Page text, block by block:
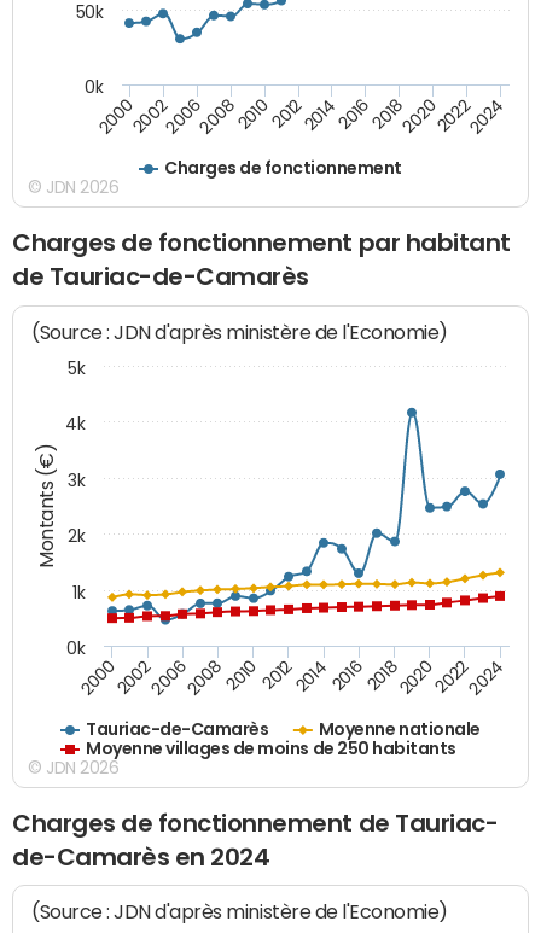
Charges de fonctionnement
200020022006200820102012201420162018202020222024
0k
50k
© JDN 2026
Charges de fonctionnement par habitant
de Tauriac-de-Camarès
Montants (€)
(Source : JDN d'après ministère de l'Economie)
Tauriac-de-Camarès
Moyenne nationale
Moyenne villages de moins de 250 habitants
20002002200620082010 2012201420162018202020222024
0k
1k
2k
3k
4k
5k
© JDN 2026
Charges de fonctionnement de Tauriac-
de-Camarès en 2024
(Source : JDN d'après ministère de l'Economie)